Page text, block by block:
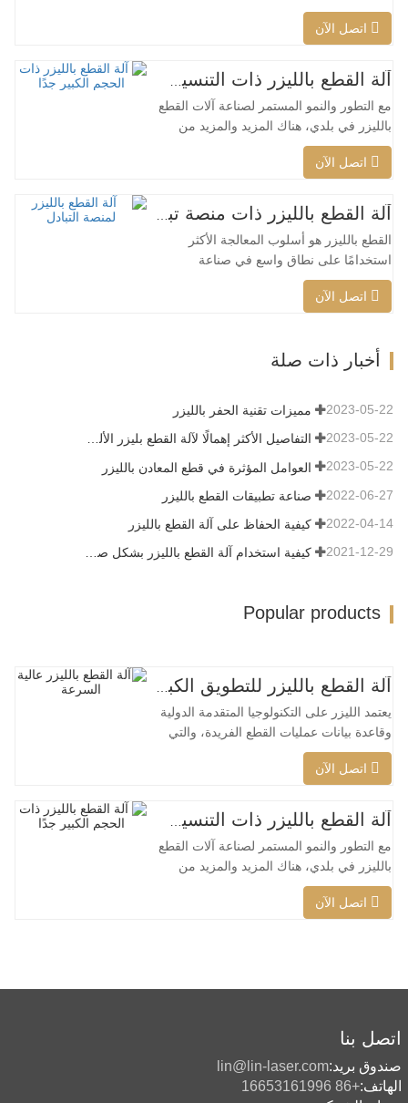
يمكنها تنفيذ عمليات قطع ذكية مختلفة للمواد
المختلفة، وتحسين سطح القطع، وقطع نطاق
وتكلفة أقل، ويمكن تطبيقها على كامل تغطية
ليزر منخفضة الطاقة إلى عالية الطاقة. يمكن
لرأس…
اتصل الآن
آلة القطع بالليزر ذات التنسيق الكبير جدًا رخيصة الثمن
مع التطور والنمو المستمر لصناعة آلات القطع
بالليزر في بلدي، هناك المزيد والمزيد من
أنواع آلات القطع بالليزر، ويتم إثراء نماذج
آلات القطع بالليزر باستمرار، كما أن جودة
بالليزر الكبرى تتحسن باستمرار تحسين. لقد
تم تحقيق تقدم كبير في البحث والتطوير
وإنتاج آلات…
اتصل الآن
آلة القطع بالليزر ذات منصة تبادل الطاقة العالية
القطع بالليزر هو أسلوب المعالجة الأكثر
استخدامًا على نطاق واسع في صناعة
المعالجة بالليزر. يحل الشعاع غير المرئي
محل السكين الميكانيكي التقليدي، ويتميز
والتنضيد التلقائي، وتوفير المواد، والشق
اتصل الآن
أخبار ذات صلة
مميزات تقنية الحفر بالليزر 2023-05-22
التفاصيل الأكثر إهمالًا لآلة القطع بليزر الألياف 2023-05-22
العوامل المؤثرة في قطع المعادن بالليزر 2023-05-22
صناعة تطبيقات القطع بالليزر 2022-06-27
كيفية الحفاظ على آلة القطع بالليزر 2022-04-14
كيفية استخدام آلة القطع بالليزر بشكل صحيح؟ 2021-12-29
Popular products
آلة القطع بالليزر للتطويق الكبير عالية السرعة
يعتمد الليزر على التكنولوجيا المتقدمة الدولية
وقاعدة بيانات عمليات القطع الفريدة، والتي
يمكنها تنفيذ عمليات قطع ذكية مختلفة للمواد
المختلفة، وتحسين سطح القطع، وقطع نطاق
وتكلفة أقل، ويمكن تطبيقها على كامل تغطية
ليزر منخفضة الطاقة إلى عالية الطاقة. يمكن
لرأس
اتصل الآن
آلة القطع بالليزر ذات التنسيق الكبير جدًا رخيصة الثمن
مع التطور والنمو المستمر لصناعة آلات القطع
بالليزر في بلدي، هناك المزيد والمزيد من
أنواع آلات القطع بالليزر، ويتم إثراء نماذج
آلات القطع بالليزر باستمرار، كما أن جودة
وإنتاج آلات
اتصل الآن
اتصل بنا
صندوق بريد:lin@lin-laser.com
الهاتف:+86 16653161996